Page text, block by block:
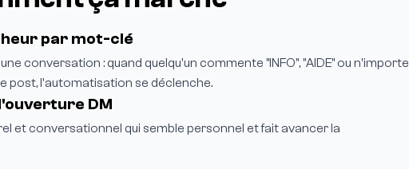
par mot-clé
conversation : quand quelqu'un commente "INFO", "AIDE" ou n'importe
post, l'automatisation se déclenche.
DM
et conversationnel qui semble personnel et fait avancer la